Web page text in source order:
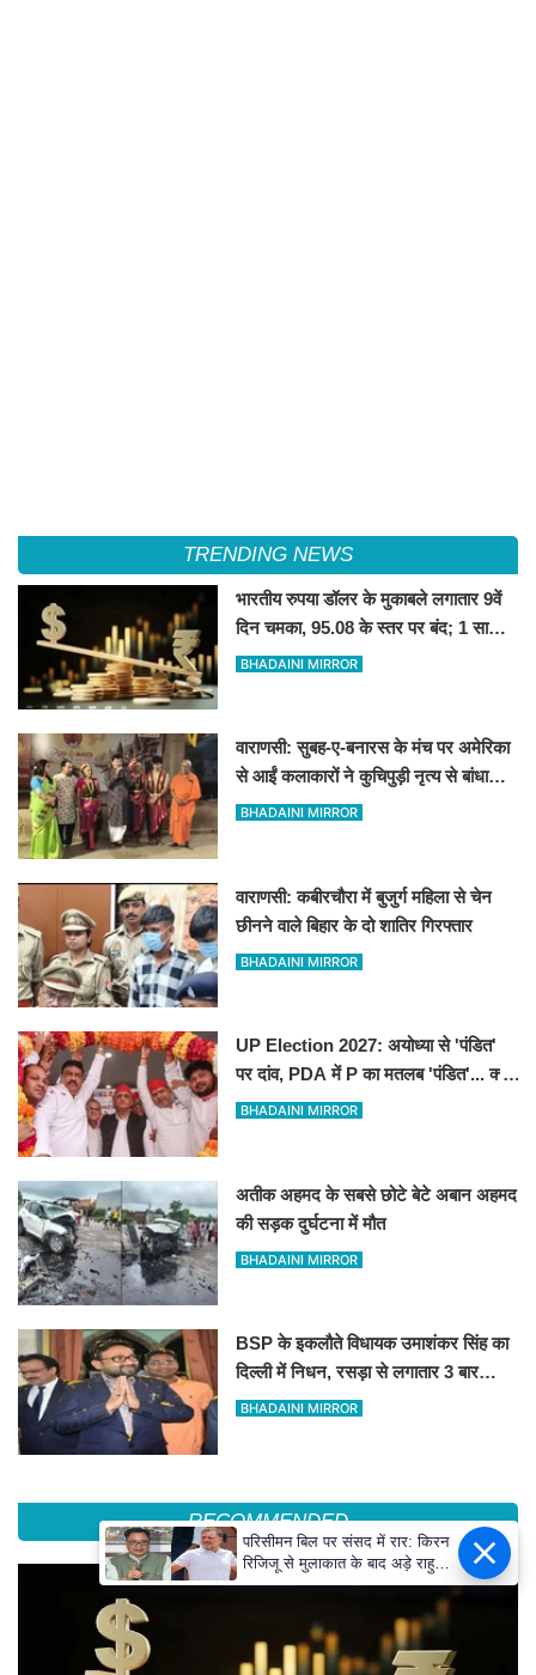
TRENDING NEWS
भारतीय रुपया डॉलर के मुकाबले लगातार 9वें
दिन चमका, 95.08 के स्तर पर बंद; 1 साल
की सबसे लंबी तेजी
BHADAINI MIRROR
वाराणसी: सुबह-ए-बनारस के मंच पर अमेरिका
से आईं कलाकारों ने कुचिपुड़ी नृत्य से बांधा
समां
BHADAINI MIRROR
वाराणसी: कबीरचौरा में बुजुर्ग महिला से चेन
छीनने वाले बिहार के दो शातिर गिरफ्तार
BHADAINI MIRROR
UP Election 2027: अयोध्या से 'पंडित'
पर दांव, PDA में P का मतलब 'पंडित'... क्या
है अखिलेश यादव की बड़ी रणनीति
BHADAINI MIRROR
अतीक अहमद के सबसे छोटे बेटे अबान अहमद
की सड़क दुर्घटना में मौत
BHADAINI MIRROR
BSP के इकलौते विधायक उमाशंकर सिंह का
दिल्ली में निधन, रसड़ा से लगातार 3 बार
जीतकर रचा था इतिहास
BHADAINI MIRROR
RECOMMENDED
परिसीमन बिल पर संसद में रार: किरन
रिजिजू से मुलाकात के बाद अड़े राहुल
गांधी